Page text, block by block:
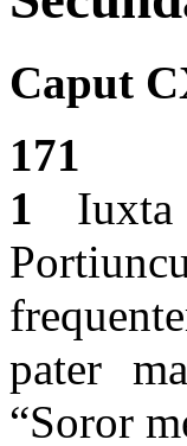
Caput
171
1
pater
“Soror